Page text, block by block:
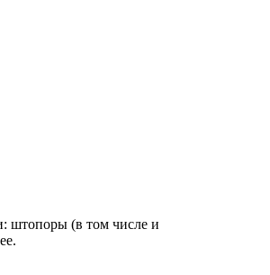
штопоры (в том числе и